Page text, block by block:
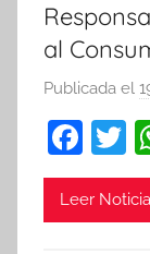
al
Publicada el
F
a
c
T
Leer